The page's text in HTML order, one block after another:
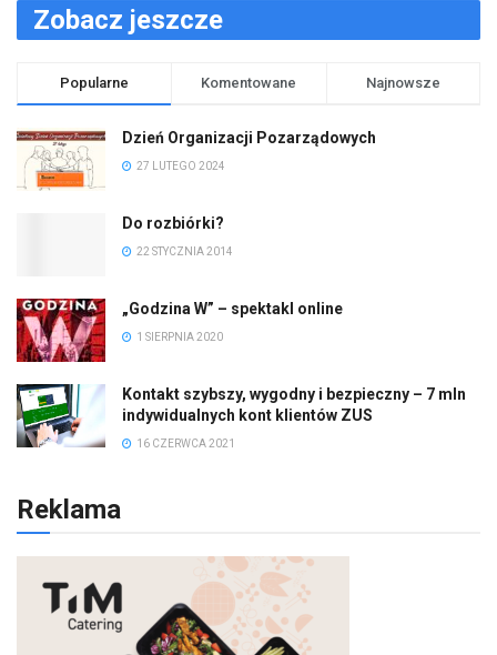
Zobacz jeszcze
Popularne Komentowane Najnowsze
Dzień Organizacji Pozarządowych
27 LUTEGO 2024
Do rozbiórki?
22 STYCZNIA 2014
„Godzina W” – spektakl online
1 SIERPNIA 2020
Kontakt szybszy, wygodny i bezpieczny – 7 mln
indywidualnych kont klientów ZUS
16 CZERWCA 2021
Reklama